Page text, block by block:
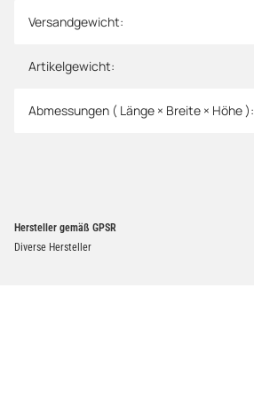
Versandgewicht:
Artikelgewicht:
Abmessungen ( Länge × Breite × Höhe ):
Hersteller gemäß GPSR
Diverse Hersteller